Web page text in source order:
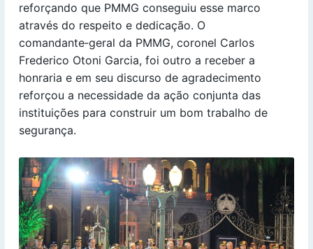
reforçando que PMMG conseguiu esse marco
através do respeito e dedicação. O
comandante‑geral da PMMG, coronel Carlos
Frederico Otoni Garcia, foi outro a receber a
honraria e em seu discurso de agradecimento
reforçou a necessidade da ação conjunta das
instituições para construir um bom trabalho de
segurança.